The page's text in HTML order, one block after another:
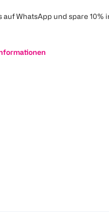
WhatsApp und spare 10%